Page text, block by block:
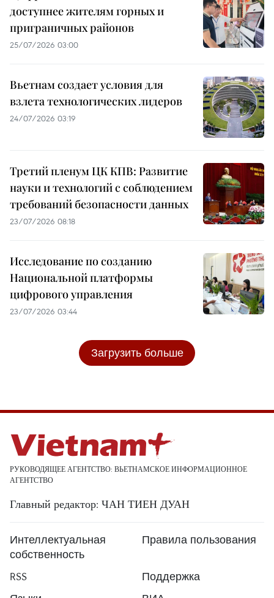
доступнее жителям горных и
приграничных районов
25/07/2026 03:00
Вьетнам создает условия для
взлета технологических лидеров
24/07/2026 03:19
Третий пленум ЦК КПВ: Развитие
науки и технологий с соблюдением
требований безопасности данных
23/07/2026 08:18
Исследование по созданию
Национальной платформы
цифрового управления
23/07/2026 03:44
Загрузить больше
РУКОВОДЯЩЕЕ АГЕНТСТВО: ВЬЕТНАМСКОЕ ИНФОРМАЦИОННОЕ
АГЕНТСТВО
Главный редактор: ЧАН ТИЕН ДУАН
Интеллектуальная
собственность
Правила пользования
RSS
Поддержка